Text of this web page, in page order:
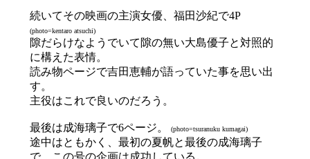
続いてその映画の主演女優、福田沙紀で4P
(photo=kentaro atsuchi)
隙だらけなようでいて隙の無い大島優子と対照的
に構えた表情。
読み物ページで吉田恵輔が語っていた事を思い出
す。
主役はこれで良いのだろう。
最後は成海璃子で6ページ。 (photo=tsuranuku kumagai)
途中はともかく、最初の夏帆と最後の成海璃子
で、この号の企画は成功している。